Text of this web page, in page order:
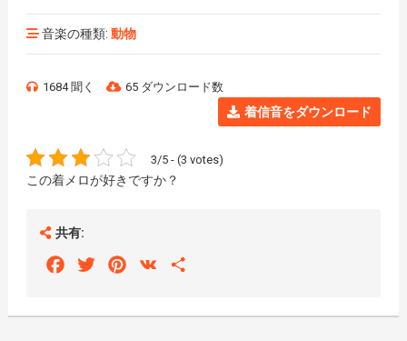
音楽の種類: 動物
1684 聞く 65 ダウンロード数
着信音をダウンロード
3/5 - (3 votes)
この着メロが好きですか？
共有:
FacebookTwitterPinterest
VK